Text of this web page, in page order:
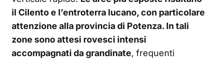
il Cilento e l’entroterra lucano, con particolare
attenzione alla provincia di Potenza. In tali
zone sono attesi rovesci intensi
accompagnati da grandinate, frequenti